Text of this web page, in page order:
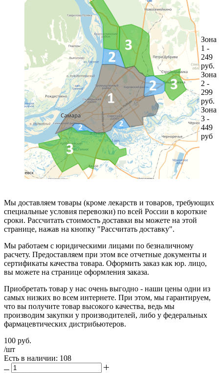
Зона
1 -
249
руб.
Зона
2 -
299
руб.
Зона
3 -
449
руб
Мы доставляем товары (кроме лекарств и товаров, требующих
специальные условия перевозки) по всей России в короткие
сроки. Рассчитать стоимость доставки вы можете на этой
странице, нажав на кнопку "Рассчитать доставку".
Мы работаем с юридическими лицами по безналичному
расчету. Предоставляем при этом все отчетные документы и
сертификаты качества товара. Оформить заказ как юр. лицо,
вы можете на странице оформления заказа.
Приобретать товар у нас очень выгодно - наши цены одни из
самых низких во всем интернете. При этом, мы гарантируем,
что вы получите товар высокого качества, ведь мы
производим закупки у производителей, либо у федеральных
фармацевтических дистрибьютеров.
100 руб.
/шт
Есть в наличии: 108